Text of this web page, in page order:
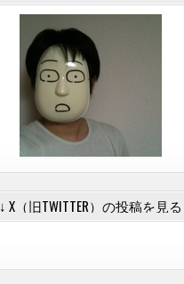
↓ X（旧TWITTER）の投稿を見る